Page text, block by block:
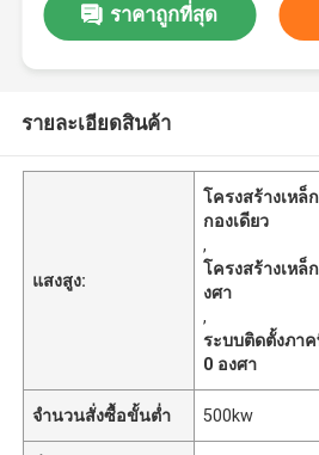
ราคาถูกที่สุด
รายละเอียดสินค้า
แสงสูง:
โครงสร้างเหล็
กองเดียว
,
โครงสร้างเหล็
งศา
,
ระบบติดตั้งภา
0 องศา
จำนวนสั่งซื้อขั้นต่ำ 500kw